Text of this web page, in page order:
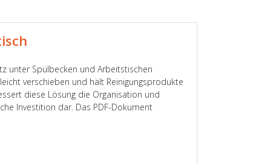
unter Spülbecken und Arbeitstischen
verschieben und hält Reinigungsprodukte
diese Lösung die Organisation und
Investition dar. Das PDF-Dokument